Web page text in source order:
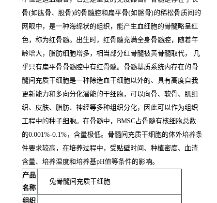
骨(如肱骨、股骨)的骨髓腔和扁平骨(如髂骨)的稀松骨质间的
网眼中，是一种海绵状的组织，能产生血细胞的骨髓略呈红
色，称为红骨髓。出生时，红骨髓充满全身骨髓腔，随着年
龄增大，脂肪细胞增多，相当部分红骨髓被黄骨髓取代， 几
乎只有扁平骨骨髓腔中有红骨髓。骨髓基质系统内存在的骨
髓间充质干细胞是一种除造血干细胞以外的、具有高度自我
更新能力和多向分化潜能的干细胞，可以向骨、软骨、肌组
织、皮肤、脂肪、神经等多种组织分化，因此可以作为组织
工程中的种子细胞。在骨髓中，BMSC占骨髓有核细胞总数
的0.001%-0.1%，含量极低。骨髓间充质干细胞的体外培养条
件要求较高，在培养过程中，受贴壁时间、种植密度、血清
含量、培养温度和培养基pH值等条件的影响。
产品
名称
兔骨髓间充质干细胞
组织